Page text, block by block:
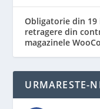
Obligatorie din
retragere din
magazinele
URMARESTE-